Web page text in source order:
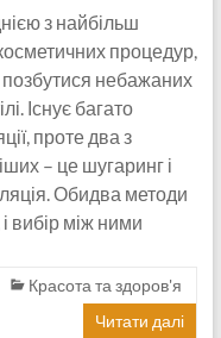
з найбільш
процедур,
небажаних
Існує багато
проте два з
– це шугаринг і
Обидва методи
вибір між ними
Красота та здоров'я
Читати далі